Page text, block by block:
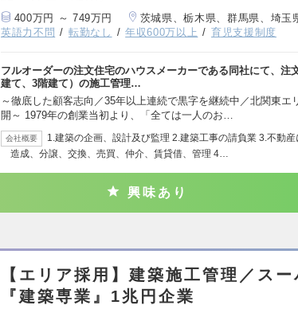
400万円 ～ 749万円 茨城県、栃木県、群馬県、埼玉
英語力不問
転勤なし 年収600万以上 育児支援制度
フルオーダーの注文住宅のハウスメーカーである同社にて、注
建て、3階建て）の施工管理…
～徹底した顧客志向／35年以上連続で黒字を継続中／北関東エ
開～ 1979年の創業当初より、「全ては一人のお…
会社概要
1.建築の企画、設計及び監理 2.建築工事の請負業 3.不動
造成、分譲、交換、売買、仲介、賃貸借、管理 4…
興味あり
【エリア採用】建築施工管理／ス
『建築専業』1兆円企業